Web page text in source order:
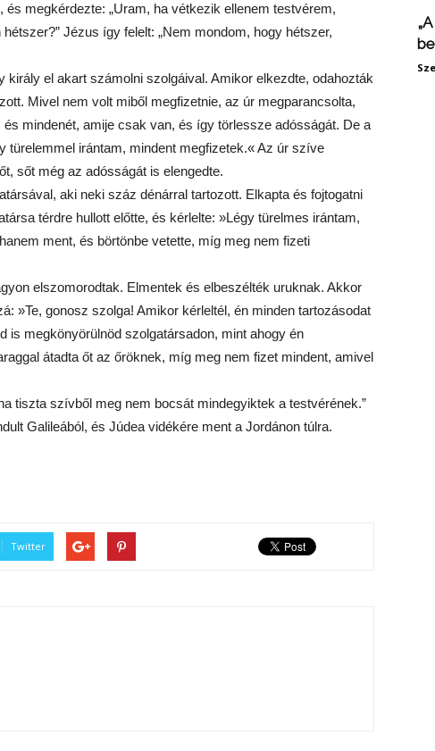
megkérdezte: „Uram, ha vétkezik ellenem testvérem,
Jézus így felelt: „Nem mondom, hogy hétszer,
el akart számolni szolgáival. Amikor elkezdte, odahozták
Mivel nem volt miből megfizetnie, az úr megparancsolta,
mindenét, amije csak van, és így törlessze adósságát. De a
türelemmel irántam, mindent megfizetek.« Az úr szíve
sőt még az adósságát is elengedte.
aki neki száz dénárral tartozott. Elkapta és fojtogatni
térdre hullott előtte, és kérlelte: »Légy türelmes irántam,
ment, és börtönbe vetette, míg meg nem fizeti
elszomorodtak. Elmentek és elbeszélték uruknak. Akkor
»Te, gonosz szolga! Amikor kérleltél, én minden tartozásodat
is megkönyörülnöd szolgatársadon, mint ahogy én
átadta őt az őröknek, míg meg nem fizet mindent, amivel
tiszta szívből meg nem bocsát mindegyiktek a testvérének.”
Galileából, és Júdea vidékére ment a Jordánon túlra.
Twitter